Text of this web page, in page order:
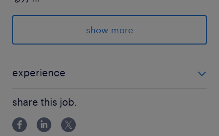
・思考力と分析力があり効率的なプロセス改善が
できる方（ロジカルシンキングをお
持ちの方）
■歓迎するスキル・経験（以下スキル・経験がな
くても可）
・Looker・Big queryなどのBIツールまたはデー
show more
experience
クス、需要予測などの関連業務の経験 ・プランニング
ツールやERPシステムの使用経験 ・高度な数値分析能
力と問題解決能力 コミュニケーションスキルおよ
share this job.